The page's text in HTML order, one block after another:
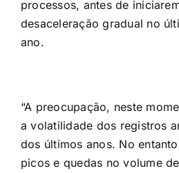
processos, antes de
desaceleração gradual no
ano.
“A preocupação, neste
a volatilidade dos registros
dos últimos anos. No
picos e quedas no volume